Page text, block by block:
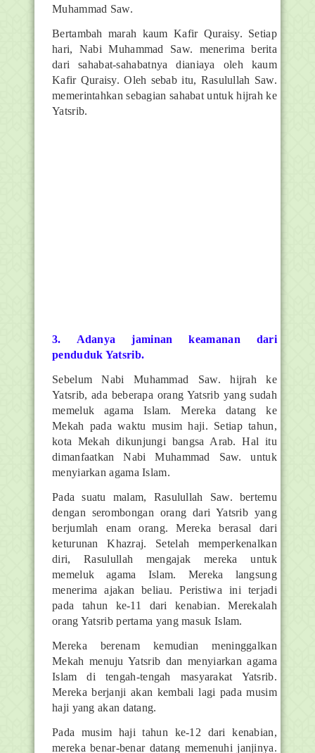
Muhammad Saw.
Bertambah marah kaum Kafir Quraisy. Setiap
hari, Nabi Muhammad Saw. menerima berita
dari sahabat-sahabatnya dianiaya oleh kaum
Kafir Quraisy. Oleh sebab itu, Rasulullah Saw.
memerintahkan sebagian sahabat untuk hijrah ke
Yatsrib.
3. Adanya jaminan keamanan dari
penduduk Yatsrib.
Sebelum Nabi Muhammad Saw. hijrah ke
Yatsrib, ada beberapa orang Yatsrib yang sudah
memeluk agama Islam. Mereka datang ke
Mekah pada waktu musim haji. Setiap tahun,
kota Mekah dikunjungi bangsa Arab. Hal itu
dimanfaatkan Nabi Muhammad Saw. untuk
menyiarkan agama Islam.
Pada suatu malam, Rasulullah Saw. bertemu
dengan serombongan orang dari Yatsrib yang
berjumlah enam orang. Mereka berasal dari
keturunan Khazraj. Setelah memperkenalkan
diri, Rasulullah mengajak mereka untuk
memeluk agama Islam. Mereka langsung
menerima ajakan beliau. Peristiwa ini terjadi
pada tahun ke-11 dari kenabian. Merekalah
orang Yatsrib pertama yang masuk Islam.
Mereka berenam kemudian meninggalkan
Mekah menuju Yatsrib dan menyiarkan agama
Islam di tengah-tengah masyarakat Yatsrib.
Mereka berjanji akan kembali lagi pada musim
haji yang akan datang.
Pada musim haji tahun ke-12 dari kenabian,
mereka benar-benar datang memenuhi janjinya.